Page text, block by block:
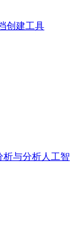
创建工具
析与分析人工智